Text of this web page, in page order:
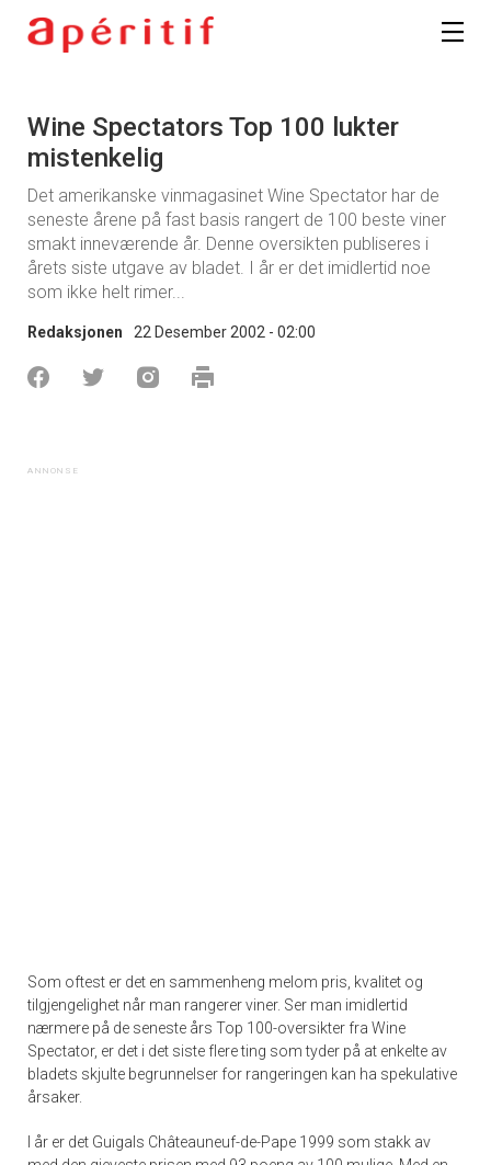
Wine Spectators Top 100 lukter
mistenkelig
Det amerikanske vinmagasinet Wine Spectator har de
seneste årene på fast basis rangert de 100 beste viner
smakt inneværende år. Denne oversikten publiseres i
årets siste utgave av bladet. I år er det imidlertid noe
som ikke helt rimer...
Redaksjonen 22 Desember 2002 - 02:00
Som oftest er det en sammenheng melom pris, kvalitet og
tilgjengelighet når man rangerer viner. Ser man imidlertid
nærmere på de seneste års Top 100-oversikter fra Wine
Spectator, er det i det siste flere ting som tyder på at enkelte av
bladets skjulte begrunnelser for rangeringen kan ha spekulative
årsaker.
I år er det Guigals Châteauneuf-de-Pape 1999 som stakk av